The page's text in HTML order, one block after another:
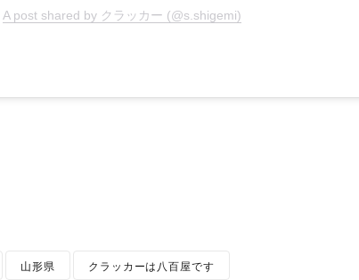
A post shared by クラッカー (@s.shigemi)
山形県 クラッカーは八百屋です